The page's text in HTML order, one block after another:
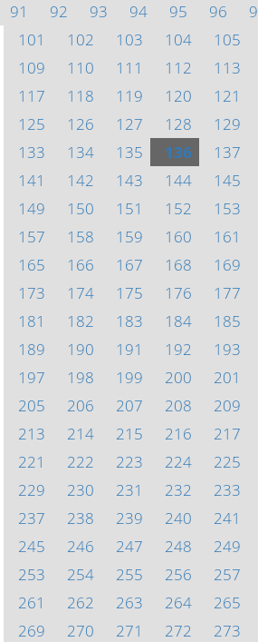
91
92 93 94 95 96
101
102 103 104 105
109
110 111 112 113
117
118 119 120 121
125
126 127 128 129
133
134 135 136 137
141
142 143 144 145
149
150 151 152 153
157
158 159 160 161
165
166 167 168 169
173
174 175 176 177
181
182 183 184 185
189
190 191 192 193
197
198 199 200 201
205
206 207 208 209
213
214 215 216 217
221
222 223 224 225
229
230 231 232 233
237
238 239 240 241
245
246 247 248 249
253
254 255 256 257
261
262 263 264 265
269
270 271 272 273